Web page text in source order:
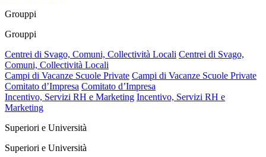
Grouppi
Grouppi
Centrei di Svago, Comuni, Collectività Locali Centrei di Svago,
Comuni, Collectività Locali
Campi di Vacanze Scuole Private Campi di Vacanze Scuole Private
Comitato d’Impresa Comitato d’Impresa
Incentivo, Servizi RH e Marketing Incentivo, Servizi RH e
Marketing
Superiori e Università
Superiori e Università